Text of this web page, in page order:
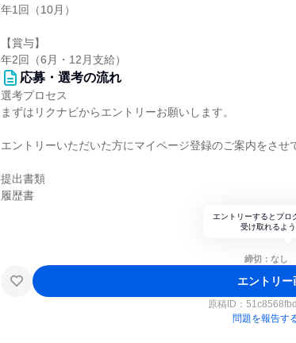
年1回（10月）
【賞与】
年2回（6月・12月支給）
応募・選考の流れ
選考プロセス
まずはリクナビからエントリーお願いします。
エントリーいただいた方にマイページ登録のご案内をさせ
提出書類
履歴書
エントリーするとプロ
受け取れるよ
締切：なし
エントリー
原稿ID：
問題を報告す